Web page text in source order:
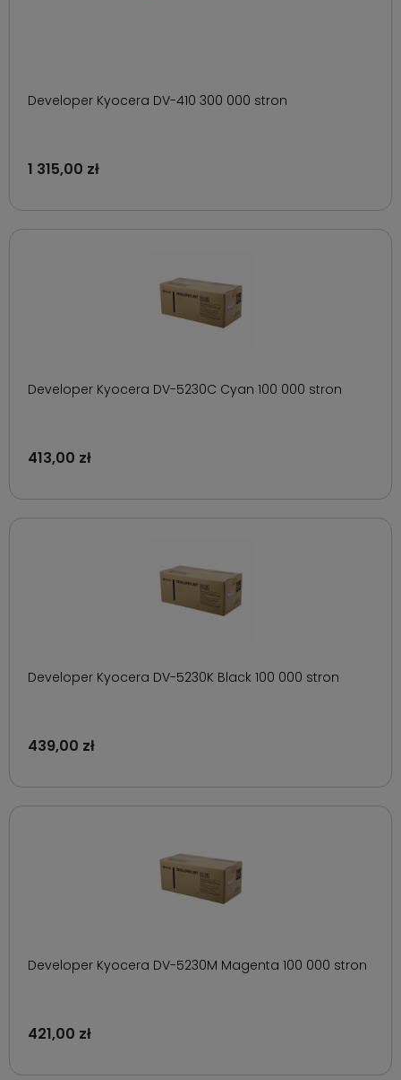
Developer Kyocera DV-410 300 000 stron
1 315,00 zł
Developer Kyocera DV-5230C Cyan 100 000 stron
413,00 zł
Developer Kyocera DV-5230K Black 100 000 stron
439,00 zł
Developer Kyocera DV-5230M Magenta 100 000 stron
421,00 zł